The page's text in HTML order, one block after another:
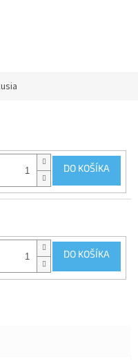
DO KOŠÍKA
DO KOŠÍKA